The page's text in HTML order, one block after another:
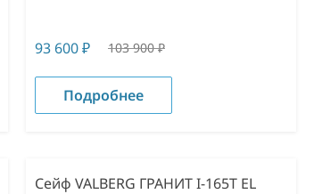
93 600₽ 103 900₽
Подробнее
Сейф VALBERG ГРАНИТ I-165T EL